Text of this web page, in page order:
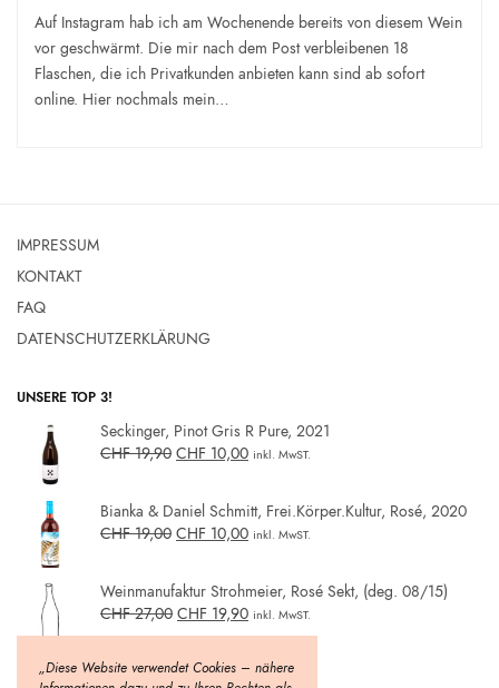
Auf Instagram hab ich am Wochenende bereits von diesem Wein
vor geschwärmt. Die mir nach dem Post verbleibenen 18
Flaschen, die ich Privatkunden anbieten kann sind ab sofort
online. Hier nochmals mein…
IMPRESSUM
KONTAKT
FAQ
DATENSCHUTZERKLÄRUNG
UNSERE TOP 3!
Seckinger, Pinot Gris R Pure, 2021
CHF19,90 CHF 10,00 inkl. MwST.
Bianka & Daniel Schmitt, Frei.Körper.Kultur, Rosé, 2020
CHF19,00 CHF 10,00 inkl. MwST.
Weinmanufaktur Strohmeier, Rosé Sekt, (deg. 08/15)
CHF27,00 CHF 19,90 inkl. MwST.
„Diese Website verwendet Cookies – nähere